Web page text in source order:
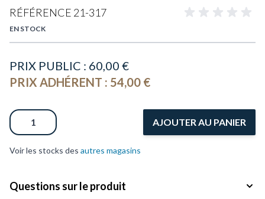
RÉFÉRENCE 21-317
EN STOCK
PRIX PUBLIC : 60,00 €
PRIX ADHÉRENT : 54,00 €
Quantité
AJOUTER AU PANIER
Voir les stocks des autres magasins
Questions sur le produit